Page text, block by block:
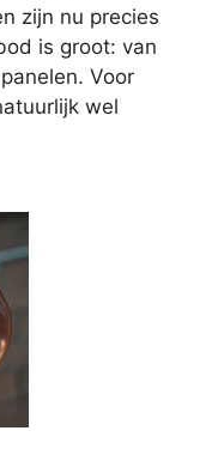
zijn nu precies
is groot: van
Voor
wel